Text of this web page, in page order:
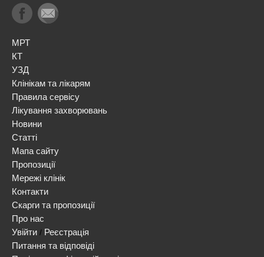
МРТ
КТ
УЗД
Клінікам та лікарям
Правила сервісу
Лікування захворювань
Новини
Статті
Мапа сайту
Пропозиції
Мережі клінік
Контакти
Скарги та пропозиції
Про нас
Увійти / Реєстрація
Питання та відповіді